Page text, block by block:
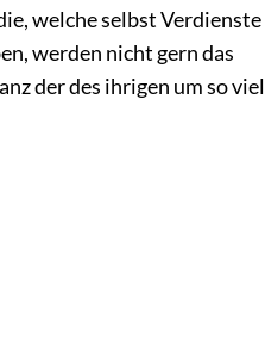
welche selbst Verdienste
werden nicht gern das
der des ihrigen um so viel